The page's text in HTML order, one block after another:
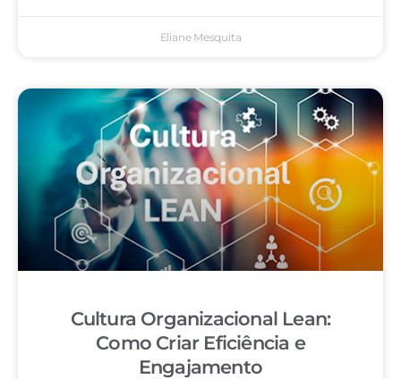
Eliane Mesquita
Cultura Organizacional Lean:
Como Criar Eficiência e
Engajamento